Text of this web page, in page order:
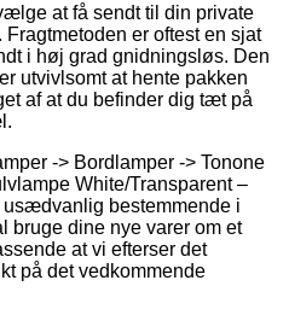
at få sendt til din private
er oftest en sjat
i høj grad gnidningsløs. Den
utvivlsomt at hente pakken
af at du befinder dig tæt på
-> Bordlamper -> Tonone
White/Transparent –
bestemmende i
bruge dine nye varer om et
at vi efterser det
på det vedkommende